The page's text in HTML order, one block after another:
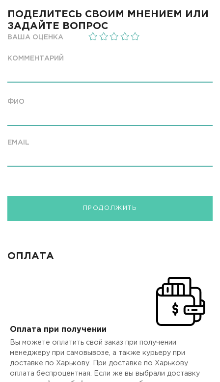
ПОДЕЛИТЕСЬ СВОИМ МНЕНИЕМ ИЛИ
ЗАДАЙТЕ ВОПРОС
ВАША ОЦЕНКА
КОММЕНТАРИЙ
ФИО
EMAIL
ПРОДОЛЖИТЬ
ОПЛАТА
Оплата при получении
Вы можете оплатить свой заказ при получении
менеджеру при самовывозе, а также курьеру при
доставке по Харькову. При доставке по Харькову
оплата беспроцентная. Если же вы выбрали доставку